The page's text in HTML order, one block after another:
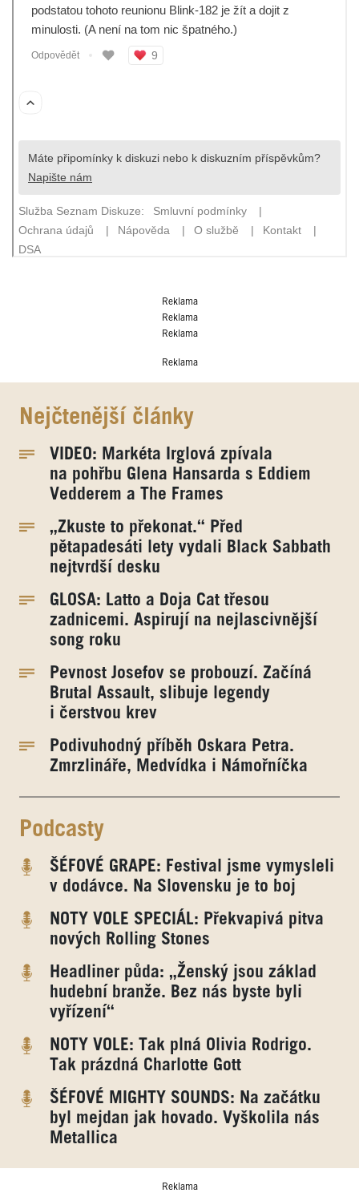
Reklama
Reklama
Reklama
Reklama
Nejčtenější články
VIDEO: Markéta Irglová zpívala
na pohřbu Glena Hansarda s Eddiem
Vedderem a The Frames
„Zkuste to překonat.“ Před
pětapadesáti lety vydali Black Sabbath
nejtvrdší desku
GLOSA: Latto a Doja Cat třesou
zadnicemi. Aspirují na nejlascivnější
song roku
Pevnost Josefov se probouzí. Začíná
Brutal Assault, slibuje legendy
i čerstvou krev
Podivuhodný příběh Oskara Petra.
Zmrzlináře, Medvídka i Námořníčka
Podcasty
ŠÉFOVÉ GRAPE: Festival jsme vymysleli
v dodávce. Na Slovensku je to boj
NOTY VOLE SPECIÁL: Překvapivá pitva
nových Rolling Stones
Headliner půda: „Ženský jsou základ
hudební branže. Bez nás byste byli
vyřízení“
NOTY VOLE: Tak plná Olivia Rodrigo.
Tak prázdná Charlotte Gott
ŠÉFOVÉ MIGHTY SOUNDS: Na začátku
byl mejdan jak hovado. Vyškolila nás
Metallica
Reklama